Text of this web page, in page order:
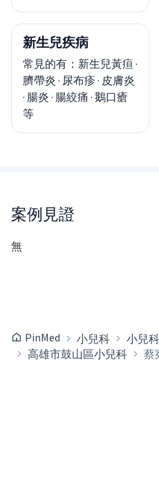
新生兒疾病
常見的有：新生兒黃疸 ·
臍帶炎 · 尿布疹 · 皮膚炎
· 腸炎 · 腸絞痛 · 鵝口瘡
等
案例見證
無
PinMed 小兒科 小兒科
高雄市鼓山區小兒科
蔡